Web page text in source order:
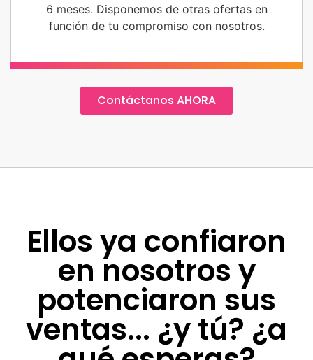
6 meses. Disponemos de otras ofertas en
función de tu compromiso con nosotros.
Contáctanos AHORA
Ellos ya confiaron
en nosotros y
potenciaron sus
ventas... ¿y tú? ¿a